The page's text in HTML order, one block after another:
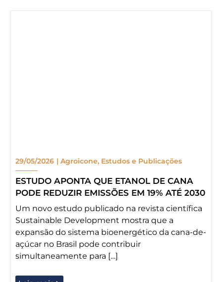
29/05/2026 | Agroicone, Estudos e Publicações
ESTUDO APONTA QUE ETANOL DE CANA
PODE REDUZIR EMISSÕES EM 19% ATÉ 2030
Um novo estudo publicado na revista científica
Sustainable Development mostra que a
expansão do sistema bioenergético da cana-de-
açúcar no Brasil pode contribuir
simultaneamente para […]